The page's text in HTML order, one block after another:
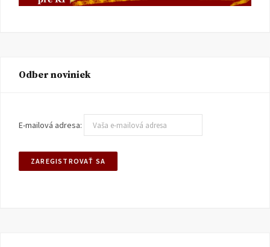
Odber noviniek
E-mailová adresa: